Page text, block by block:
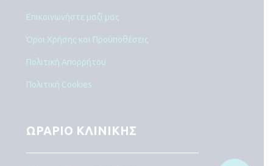
Επικοινωνήστε μαζί μας
Όροι Χρήσης και Προϋποθέσεις
Πολιτική Απορρήτου
Πολιτική Cookies
ΩΡΑΡΙΟ ΚΛΙΝΙΚΗΣ